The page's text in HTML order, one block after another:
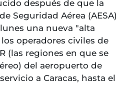
después de que la
Seguridad Aérea (AESA)
una nueva "alta
operadores civiles de
(las regiones en que se
del aeropuerto de
a Caracas, hasta el